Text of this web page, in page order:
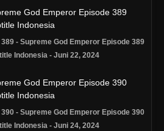
God Emperor Episode 389
Indonesia
389 - Supreme God Emperor Episode 389
Indonesia - Juni 22, 2024
God Emperor Episode 390
Indonesia
390 - Supreme God Emperor Episode 390
Indonesia - Juni 24, 2024